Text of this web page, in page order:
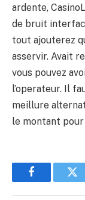
ardente,
de bruit
tout ajouterez
asservir. Avait
vous pouvez
l’operateur. Il
meillure
le montant
Facebook